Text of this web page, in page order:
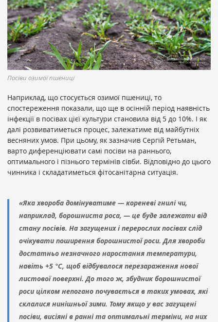
Посіви озимої пшениці
Наприклад, що стосується озимої пшениці, то
спостереження показали, що ще в осінній період наявність
інфекції в посівах цієї культури становила від 5 до 10%. І як
далі розвиватиметься процес, залежатиме від майбутніх
весняних умов. При цьому, як зазначив Сергій Ретьман,
варто диференціювати самі посіви на раннього,
оптимального і пізнього термінів сівби. Відповідно до цього
чинника і складатиметься фітосанітарна ситуація.
«Яка хвороба домінуватиме — кореневі гнилі чи,
наприклад, борошниста роса, — це буде залежати від
стану посівів. На загущених і перерослих посівах слід
очікувати поширення борошнистої роси. Для хвороби
достатньо незначного наростання температури,
навіть +5 °С, щоб відбувалося перезараження нової
листової поверхні. До того ж, збудник борошнистої
роси цілком непогано почувається в таких умовах, які
склалися нинішньої зими. Тому якщо у вас загущені
посіви, висіяні в ранні та оптимальні терміни, на них